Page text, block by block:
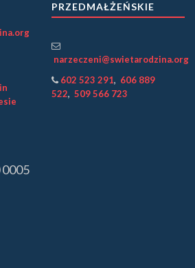
0005
PRZEDMAŁŻEŃSKIE
narzeczeni@swietarodzina.org
602 523 291, 606 889
522, 509 566 723